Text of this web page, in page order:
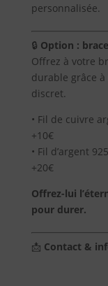
personnalisée.
🔒 Option :
Offrez à votre
durable grâce
discret.
• Fil de cuivre
+10€
• Fil d’argent
+20€
Offrez-lui
pour durer.
📩 Contact &